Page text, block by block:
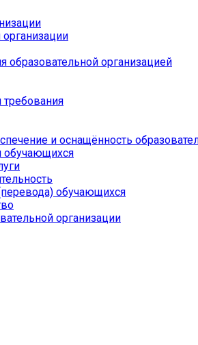
образовательной организацией
и оснащённость
обучающихся
организации